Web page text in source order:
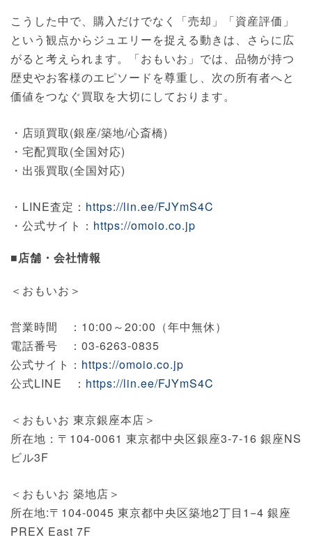
こうした中で、購入だけでなく「売却」「資産評価」
という観点からジュエリーを捉える動きは、さらに広
がると考えられます。「おもいお」では、品物が持つ
歴史やお客様のエピソードを尊重し、次の所有者へと
価値をつなぐ買取を大切にしております。
・店頭買取(銀座/築地/心斎橋)
・宅配買取(全国対応)
・出張買取(全国対応)
・LINE査定： https://lin.ee/FJYmS4C
・公式サイト： https://omoio.co.jp
■店舗・会社情報
＜おもいお＞
営業時間 ：10:00～20:00（年中無休）
電話番号 ：03-6263-0835
公式サイト： https://omoio.co.jp
公式LINE ： https://lin.ee/FJYmS4C
＜おもいお 東京銀座本店＞
所在地：〒104-0061 東京都中央区銀座3-7-16 銀座NS
ビル3F
＜おもいお 築地店＞
所在地:〒104-0045 東京都中央区築地2丁目1−4 銀座
PREX East 7F